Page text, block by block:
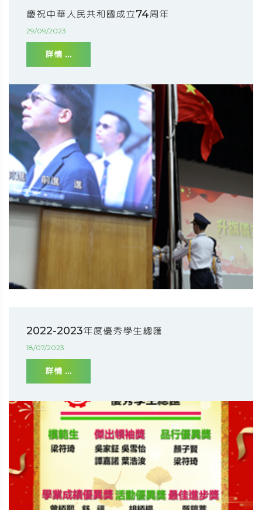
慶祝中華人民共和國成立74周年
29/09/2023
詳情 ...
2022-2023年度優秀學生總匯
18/07/2023
詳情 ...